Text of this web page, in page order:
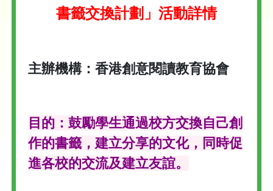
書籤交換計劃」活動詳情
主辦機構：香港創意閱讀教育協會
目的：鼓勵學生通過校方交換自己創
作的書籤，建立分享的文化，同時促
進各校的交流及建立友誼。